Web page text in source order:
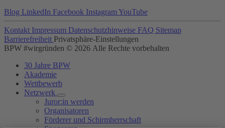
Blog LinkedIn Facebook InstagramYouTube
Kontakt Impressum Datenschutzhinweise FAQ Sitemap
Barrierefreiheit Privatsphäre-Einstellungen
BPW #wirgründen © 2026 Alle Rechte vorbehalten
30 Jahre BPW
Akademie
Wettbewerb
Netzwerk
Juror:in werden
Organisatoren
Förderer und Schirmherrschaft